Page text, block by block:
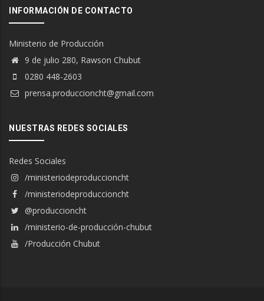
INFORMACIÓN DE CONTACTO
Ministerio de Producción
9 de julio 280, Rawson Chubut
0280 448-2603
prensa.produccioncht@gmail.com
NUESTRAS REDES SOCIALES
Redes Sociales
/ministeriodeproduccioncht
/ministeriodeproduccioncht
@produccioncht
/ministerio-de-producción-chubut
/Producción Chubut